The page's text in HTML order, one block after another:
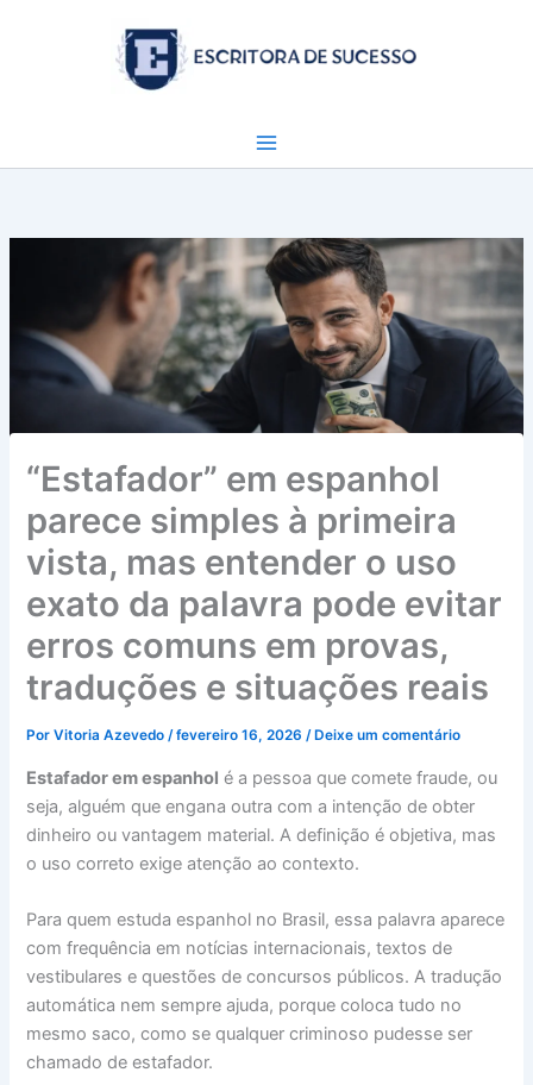
“Estafador” em espanhol
parece simples à primeira
vista, mas entender o uso
exato da palavra pode evitar
erros comuns em provas,
traduções e situações reais
PorVitoria Azevedo/fevereiro 16, 2026/ Deixe um comentário
Estafador em espanhol é a pessoa que comete fraude, ou
seja, alguém que engana outra com a intenção de obter
dinheiro ou vantagem material. A definição é objetiva, mas
o uso correto exige atenção ao contexto.
Para quem estuda espanhol no Brasil, essa palavra aparece
com frequência em notícias internacionais, textos de
vestibulares e questões de concursos públicos. A tradução
automática nem sempre ajuda, porque coloca tudo no
mesmo saco, como se qualquer criminoso pudesse ser
chamado de estafador.